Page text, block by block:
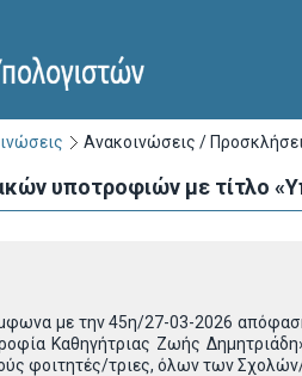
Ανακοινώσεις /
υποτροφιών με τίτλο
με την 45η/27-03-2026
Καθηγήτριας Ζωής
φοιτητές/τριες, όλων των